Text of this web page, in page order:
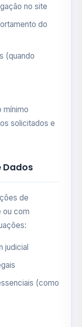
no site
do
(quando
mínimo
solicitados e
de
ou com
judicial
(como